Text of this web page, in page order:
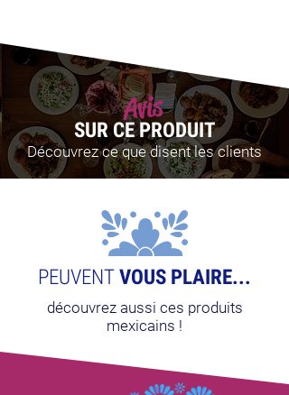
Avis
SUR CE PRODUIT
Découvrez ce que disent les clients
PEUVENTVOUS PLAIRE...
découvrez aussi ces produits
mexicains !